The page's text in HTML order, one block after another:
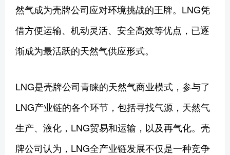
然气成为壳牌公司应对环境挑战的王牌。LNG凭
借方便运输、机动灵活、安全高效等优点，已逐
渐成为最活跃的天然气供应形式。
LNG是壳牌公司青睐的天然气商业模式，参与了
LNG产业链的各个环节，包括寻找气源，天然气
生产、液化，LNG贸易和运输，以及再气化。壳
牌公司认为，LNG全产业链发展不仅是一种竞争